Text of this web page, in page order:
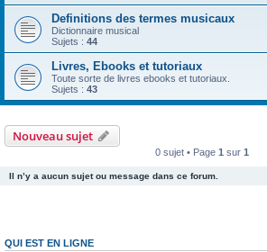
Definitions des termes musicaux
Dictionnaire musical
Sujets : 44
Livres, Ebooks et tutoriaux
Toute sorte de livres ebooks et tutoriaux.
Sujets : 43
Nouveau sujet
0 sujet • Page 1 sur 1
Il n’y a aucun sujet ou message dans ce forum.
QUI EST EN LIGNE